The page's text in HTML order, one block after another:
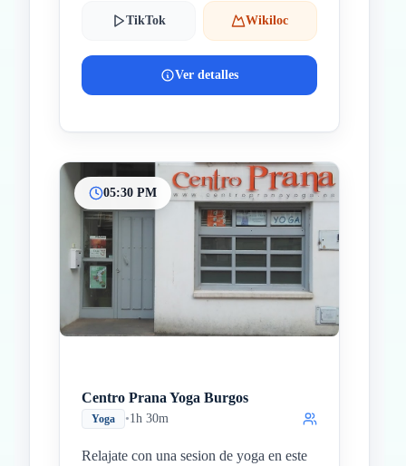
TikTok Wikiloc
Ver detalles
05:30 PM
Centro Prana Yoga Burgos
Yoga •1h 30m
Relajate con una sesion de yoga en este